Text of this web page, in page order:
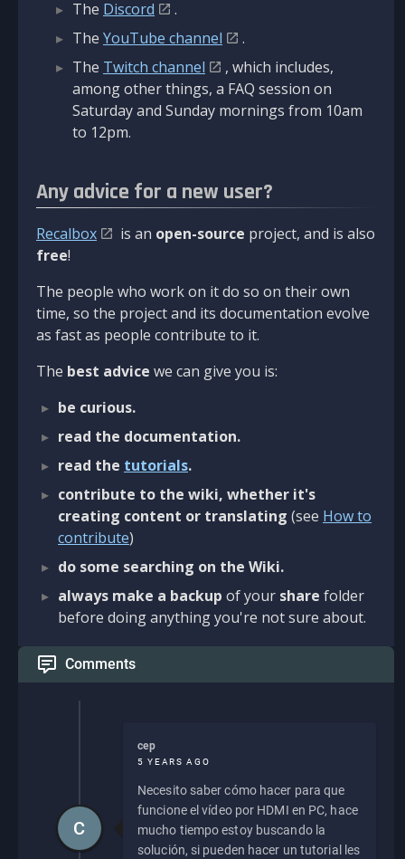
The Discord
.
The YouTube channel
.
The Twitch channel
, which includes,
among other things, a FAQ session on
Saturday and Sunday mornings from 10am
to 12pm.
Any advice for a new user?
Recalbox is an open-source project, and is also
free!
The people who work on it do so on their own
time, so the project and its documentation evolve
as fast as people contribute to it.
The best advice we can give you is:
be curious.
read the documentation.
read the tutorials.
contribute to the wiki, whether it's
creating content or translating (see How to
contribute)
do some searching on the Wiki.
always make a backup of your share folder
before doing anything you're not sure about.
Comments
cep
5 YEARS AGO
Necesito saber cómo hacer para que
funcione el vídeo por HDMI en PC, hace
mucho tiempo estoy buscando la
solución, si pueden hacer un tutorial les
C